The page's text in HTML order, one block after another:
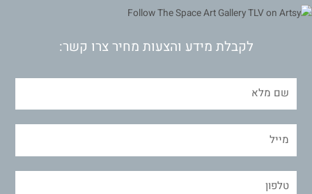
לקבלת מידע והצעות מחיר צרו קשר: